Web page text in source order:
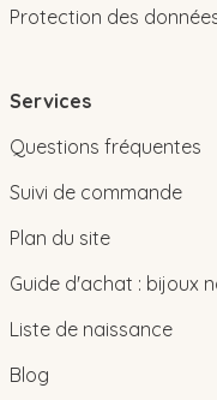
Protection des
Services
Questions fréquentes
Suivi de commande
Plan du site
Guide d'achat : bijoux
Liste de naissance
Blog